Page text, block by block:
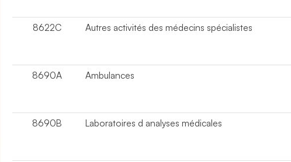
8622C
Autres activités des médecins spécialistes
8690A
Ambulances
8690B
Laboratoires d analyses médicales